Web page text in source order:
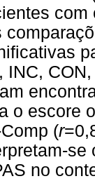
com
INC,
o escore
(r
se
no